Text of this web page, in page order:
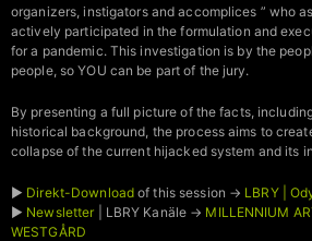
organizers, instigators and accomplices ” who
actively participated in the formulation and
for a pandemic. This investigation is by the
people, so YOU can be part of the jury.
By presenting a full picture of the facts,
historical background, the process aims to
collapse of the current hijacked system and its
► Direkt-Download of this session → LBRY |
► Newsletter | LBRY Kanäle → MILLENNIUM
WESTGÅRD